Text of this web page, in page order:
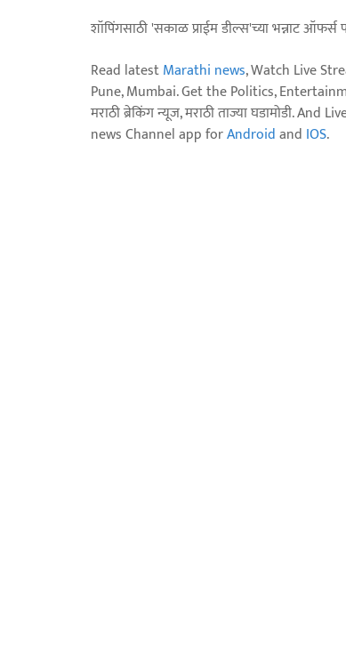
शॉपिंगसाठी 'सकाळ प्राईम डील्स'च्या भन्नाट ऑफर्स
Read latestMarathi news, Watch Live
Pune, Mumbai. Get the Politics,
मराठी ब्रेकिंग न्यूज, मराठी ताज्या घडामोडी.
news Channel app forAndroidand IOS.